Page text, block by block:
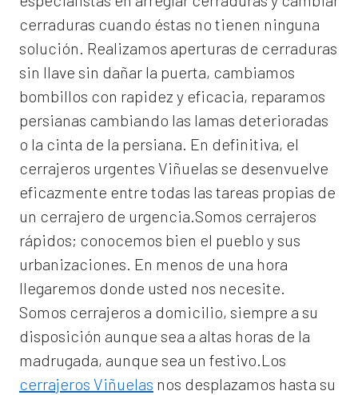
cerraduras cuando éstas no tienen ninguna
solución. Realizamos aperturas de cerraduras
sin llave sin dañar la puerta, cambiamos
bombillos con rapidez y eficacia, reparamos
persianas cambiando las lamas deterioradas
o la cinta de la persiana. En definitiva, el
cerrajeros urgentes Viñuelas se desenvuelve
eficazmente entre todas las tareas propias de
un cerrajero de urgencia.Somos cerrajeros
rápidos; conocemos bien el pueblo y sus
urbanizaciones. En menos de una hora
llegaremos donde usted nos necesite.
Somos cerrajeros a domicilio, siempre a su
disposición aunque sea a altas horas de la
madrugada, aunque sea un festivo.Los
cerrajeros Viñuelas nos desplazamos hasta su